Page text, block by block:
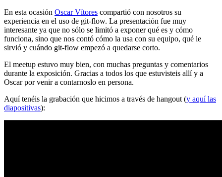
En esta ocasión Oscar Vítores compartió con nosotros su
experiencia en el uso de git-flow. La presentación fue muy
interesante ya que no sólo se limitó a exponer qué es y cómo
funciona, sino que nos contó cómo la usa con su equipo, qué le
sirvió y cuándo git-flow empezó a quedarse corto.
El meetup estuvo muy bien, con muchas preguntas y comentarios
durante la exposición. Gracias a todos los que estuvisteis allí y a
Oscar por venir a contarnoslo en persona.
Aquí tenéis la grabación que hicimos a través de hangout (y aquí las
diapositivas):